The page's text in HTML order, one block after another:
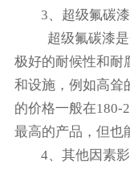
3、超级氟碳
超级氟碳漆
极好的耐候性和耐
和设施，例如高耸
的价格一般在180-
最高的产品，但也
4、其他因素